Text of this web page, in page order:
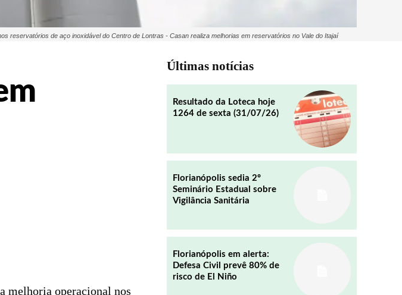
reservatórios de aço inoxidável do Centro de Lontras - Casan realiza melhorias em reservatórios no Vale do Itajaí
melhoria operacional nos
Últimas notícias
Resultado da Loteca hoje
1264 de sexta (31/07/26)
Florianópolis sedia 2º
Seminário Estadual sobre
Vigilância Sanitária
Florianópolis em alerta:
Defesa Civil prevê 80% de
risco de El Niño